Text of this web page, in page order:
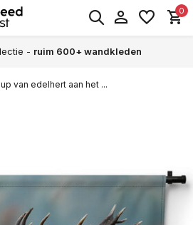
0
- ruim 600+ wandkleden
van edelhert aan het ...